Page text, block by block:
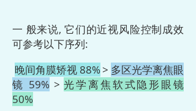
一 般来说, 它们的近视风险控制成效
可参考以下序列:
晚间角膜矫视 88%> 多区光学离焦眼
镜 59% >光学离焦软式隐形眼镜
50%